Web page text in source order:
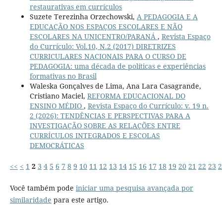
restaurativas em currículos
Suzete Terezinha Orzechowski, A PEDAGOGIA E A
EDUCAÇÃO NOS ESPAÇOS ESCOLARES E NÃO
ESCOLARES NA UNICENTRO/PARANÁ , Revista Espaço
do Currículo: Vol.10, N.2 (2017) DIRETRIZES
CURRICULARES NACIONAIS PARA O CURSO DE
PEDAGOGIA: uma década de políticas e experiências
formativas no Brasil
Waleska Gonçalves de Lima, Ana Lara Casagrande,
Cristiano Maciel, REFORMA EDUCACIONAL DO
ENSINO MÉDIO , Revista Espaço do Currículo: v. 19 n.
2 (2026): TENDÊNCIAS E PERSPECTIVAS PARA A
INVESTIGAÇÃO SOBRE AS RELAÇÕES ENTRE
CURRÍCULOS INTEGRADOS E ESCOLAS
DEMOCRÁTICAS
<< < 1 2 3 4 5 6 7 8 9 10 11 12 13 14 15 16 17 18 19 20 21 22 23
Você também pode iniciar uma pesquisa avançada por
similaridade para este artigo.